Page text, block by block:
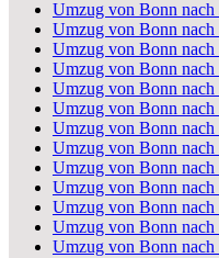
Umzug von Bonn nach
Umzug von Bonn nach
Umzug von Bonn
Umzug von Bonn nach
Umzug von Bonn nach
Umzug von Bonn nach
Umzug von Bonn nach
Umzug von Bonn
Umzug von Bonn nach
Umzug von Bonn
Umzug von Bonn
Umzug von Bonn nach
Umzug von Bonn nach